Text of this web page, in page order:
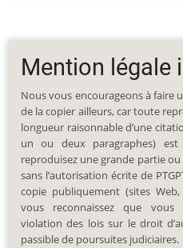
Mention légale
Nous vous encourageons à faire
de la copier ailleurs, car toute
longueur raisonnable d’une
un ou deux paragraphes)
reproduisez une grande partie
sans l’autorisation écrite de
copie publiquement (sites
vous reconnaissez que vous
violation des lois sur le droit
passible de poursuites judiciaires.